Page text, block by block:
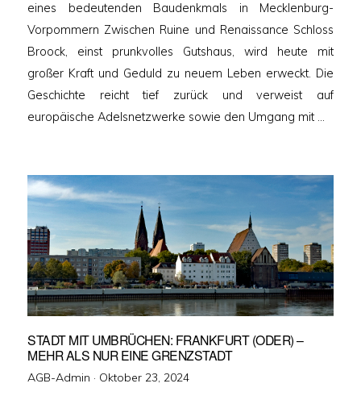
eines bedeutenden Baudenkmals in Mecklenburg-
Vorpommern Zwischen Ruine und Renaissance Schloss
Broock, einst prunkvolles Gutshaus, wird heute mit
großer Kraft und Geduld zu neuem Leben erweckt. Die
Geschichte reicht tief zurück und verweist auf
europäische Adelsnetzwerke sowie den Umgang mit …
STADT MIT UMBRÜCHEN: FRANKFURT (ODER) –
MEHR ALS NUR EINE GRENZSTADT
AGB-Admin · Veröffentlicht
Oktober 23, 2024